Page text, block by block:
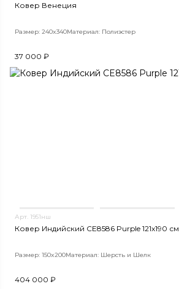
Ковер Венеция
Размер: 240x340Материал: Полиэстер
37 000 ₽
Арт. 1951нш
Ковер Индийский CE8586 Purple 121x190 см
Размер: 150x200Материал: Шерсть и Шелк
404 000 ₽